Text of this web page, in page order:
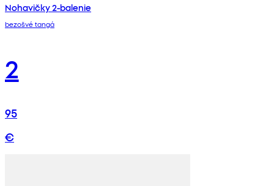
Nohavičky 2-balenie
bezošvé tangá
2
95
€